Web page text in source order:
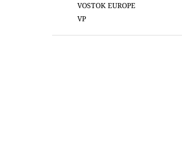
VOSTOK EUROPE
VP